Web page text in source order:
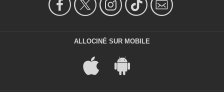
ALLOCINÉ SUR MOBILE